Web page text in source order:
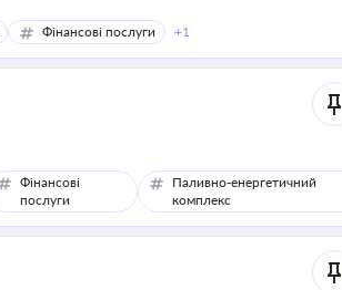
Фінансові послуги +1
Фінансові
послуги
Паливно-енергетичний
комплекс